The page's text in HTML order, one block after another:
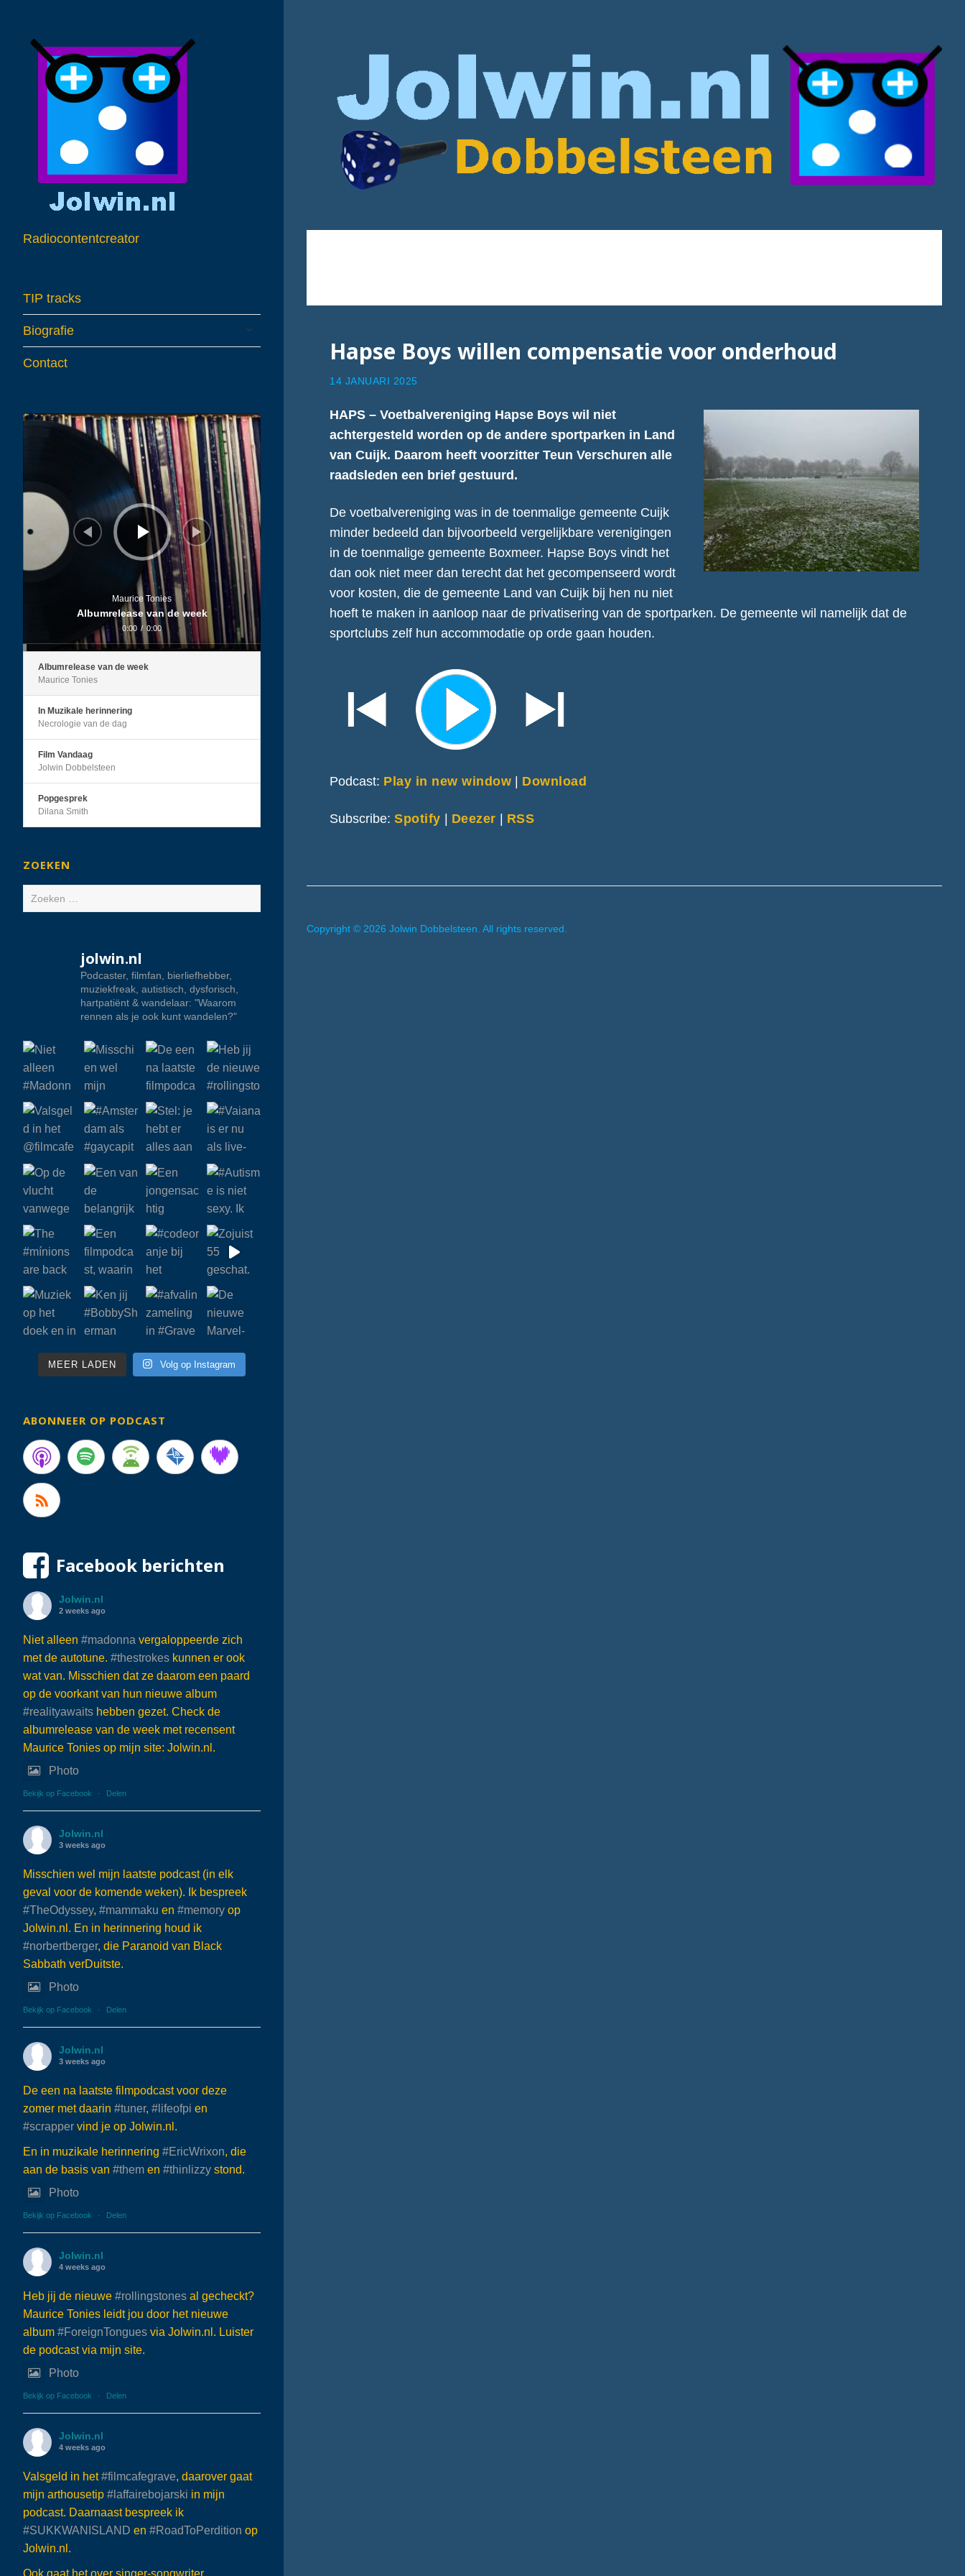
Radiocontentcreator
TIP tracks
Biografie
child
menu
Contact
Audiospeler
Maurice Tonies
Albumrelease van de week
0:00 / 0:00
Albumrelease van de week
Maurice Tonies
In Muzikale herinnering
Necrologie van de dag
Film Vandaag
Jolwin Dobbelsteen
Popgesprek
Dilana Smith
ZOEKEN
Zoeken
naar:
jolwin.nl
Podcaster, filmfan, bierliefhebber,
muziekfreak, autistisch, dysforisch,
hartpatiënt & wandelaar: "Waarom
rennen als je ook kunt wandelen?"
MEER LADEN Volg op Instagram
ABONNEER OP PODCAST
Facebook berichten
Jolwin.nl
2 weeks ago
Niet alleen #madonna vergaloppeerde zich
met de autotune. #thestrokes kunnen er ook
wat van. Misschien dat ze daarom een paard
op de voorkant van hun nieuwe album
#realityawaits hebben gezet. Check de
albumrelease van de week met recensent
Maurice Tonies op mijn site: Jolwin.nl.
Photo
Bekijk op Facebook · Delen
Jolwin.nl
3 weeks ago
Misschien wel mijn laatste podcast (in elk
geval voor de komende weken). Ik bespreek
#TheOdyssey, #mammaku en #memory op
Jolwin.nl. En in herinnering houd ik
#norbertberger, die Paranoid van Black
Sabbath verDuitste.
Photo
Bekijk op Facebook · Delen
Jolwin.nl
3 weeks ago
De een na laatste filmpodcast voor deze
zomer met daarin #tuner, #lifeofpi en
#scrapper vind je op Jolwin.nl.
En in muzikale herinnering #EricWrixon, die
aan de basis van #them en #thinlizzy stond.
Photo
Bekijk op Facebook · Delen
Jolwin.nl
4 weeks ago
Heb jij de nieuwe #rollingstones al gecheckt?
Maurice Tonies leidt jou door het nieuwe
album #ForeignTongues via Jolwin.nl. Luister
de podcast via mijn site.
Photo
Bekijk op Facebook · Delen
Jolwin.nl
4 weeks ago
Valsgeld in het#filmcafegrave, daarover gaat
mijn arthousetip #laffairebojarski in mijn
podcast. Daarnaast bespreek ik
#SUKKWANISLAND en #RoadToPerdition op
Jolwin.nl.
Ook gaat het over singer-songwriter
Hapse Boys willen compensatie voor onderhoud
14 JANUARI 2025
HAPS – Voetbalvereniging Hapse Boys wil niet
achtergesteld worden op de andere sportparken in Land
van Cuijk. Daarom heeft voorzitter Teun Verschuren alle
raadsleden een brief gestuurd.
De voetbalvereniging was in de toenmalige gemeente Cuijk
minder bedeeld dan bijvoorbeeld vergelijkbare verenigingen
in de toenmalige gemeente Boxmeer. Hapse Boys vindt het
dan ook niet meer dan terecht dat het gecompenseerd wordt
voor kosten, die de gemeente Land van Cuijk bij hen nu niet
hoeft te maken in aanloop naar de privatisering van de sportparken. De gemeente wil namelijk dat de
sportclubs zelf hun accommodatie op orde gaan houden.
Podcast: Play in new window | Download
Subscribe:Spotify | Deezer | RSS
Copyright © 2026 Jolwin Dobbelsteen. All rights reserved.